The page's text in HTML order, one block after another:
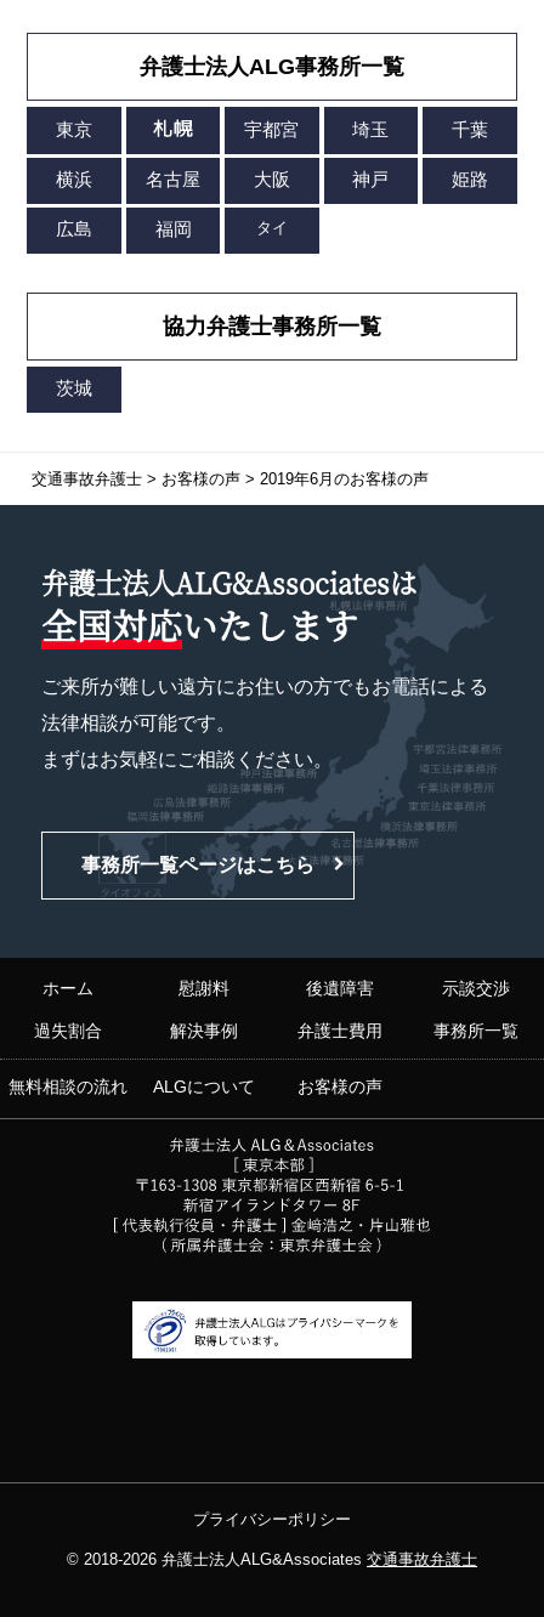
弁護士法人ALG事務所一覧
協力弁護士事務所一覧
交通事故弁護士> お客様の声> 2019年6月のお客様の声
弁護士法人ALG&Associatesは
全国対応いたします
ご来所が難しい遠方にお住いの方でもお電話による
法律相談が可能です。
まずはお気軽にご相談ください。
事務所一覧ページはこちら
ホーム 慰謝料 後遺障害 示談交渉
過失割合 解決事例 弁護士費用 事務所一覧
無料相談の流れ ALGについて お客様の声
プライバシーポリシー
© 2018-2026 弁護士法人ALG&Associates 交通事故弁護士